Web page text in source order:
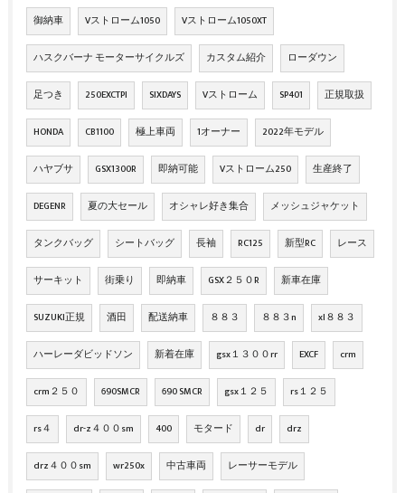
御納車 Vストローム1050 Vストローム1050XT
ハスクバーナ モーターサイクルズ カスタム紹介 ローダウン
足つき 250EXCTPI SIXDAYS Vストローム SP401 正規取扱
HONDA CB1100 極上車両 1オーナー 2022年モデル
ハヤブサ GSX1300R 即納可能 Vストローム250 生産終了
DEGENR 夏の大セール オシャレ好き集合 メッシュジャケット
タンクバッグ シートバッグ 長袖 RC125 新型RC レース
サーキット 街乗り 即納車 GSX２５０R 新車在庫
SUZUKI正規 酒田 配送納車 ８８３ ８８３n xl８８３
ハーレーダビッドソン 新着在庫 gsx１３００rr EXCF crm
crm２５０ 690SMCR 690 SMCR gsx１２５ rs１２５
rs４ dr-z４００sm 400 モタード dr drz
drz４００sm wr250x 中古車両 レーサーモデル